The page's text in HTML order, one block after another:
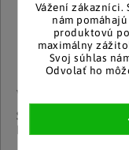
Vážení zákazníci.
nám
produktovú
maximálny
Svoj súhlas
Odvolať ho
VCM
Stojan na CD a
L, biely